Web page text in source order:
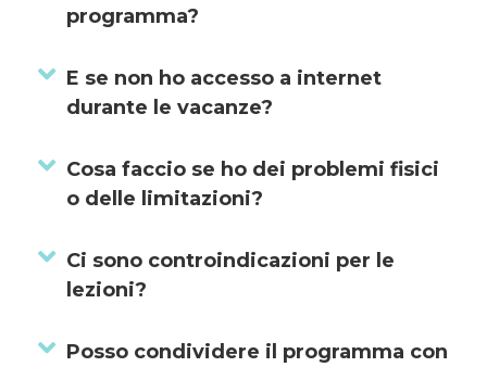
programma?
Espandi
E se non ho accesso a internet
durante le vacanze?
Espandi
Cosa faccio se ho dei problemi fisici
o delle limitazioni?
Espandi
Ci sono controindicazioni per le
lezioni?
Espandi
Posso condividere il programma con